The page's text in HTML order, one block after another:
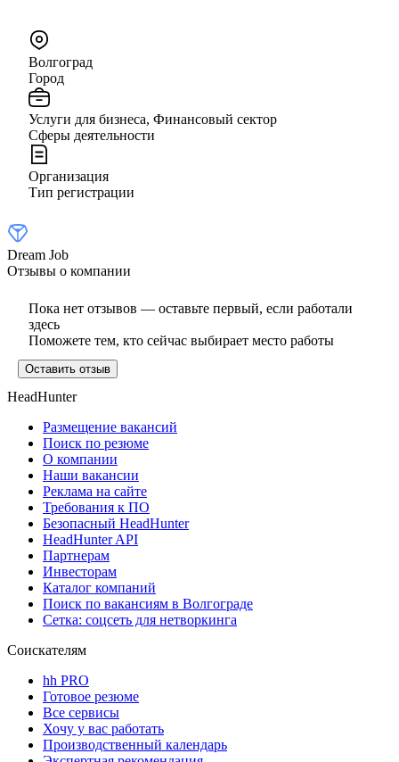
Волгоград
Город
Услуги для бизнеса, Финансовый сектор
Сферы деятельности
Организация
Тип регистрации
Dream Job
Отзывы о компании
Пока нет отзывов — оставьте первый, если работали
здесь
Поможете тем, кто сейчас выбирает место работы
Оставить отзыв
HeadHunter
Размещение вакансий
Поиск по резюме
О компании
Наши вакансии
Реклама на сайте
Требования к ПО
Безопасный HeadHunter
HeadHunter API
Партнерам
Инвесторам
Каталог компаний
Поиск по вакансиям в Волгограде
Сетка: соцсеть для нетворкинга
Соискателям
hh PRO
Готовое резюме
Все сервисы
Хочу у вас работать
Производственный календарь